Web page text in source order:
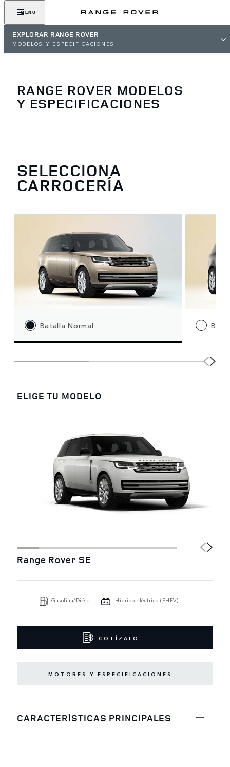
MENU
EXPLORAR RANGE ROVER
MODELOS Y ESPECIFICACIONES
RANGE ROVER MODELOS
Y ESPECIFICACIONES
SELECCIONA
CARROCERÍA
Batalla Normal
ELIGE TU MODELO
Range Rover SE
Gasolina/Diésel Híbrido eléctrico (PHEV)
COTÍZALO
MOTORES Y ESPECIFICACIONES
CARACTERÍSTICAS PRINCIPALES